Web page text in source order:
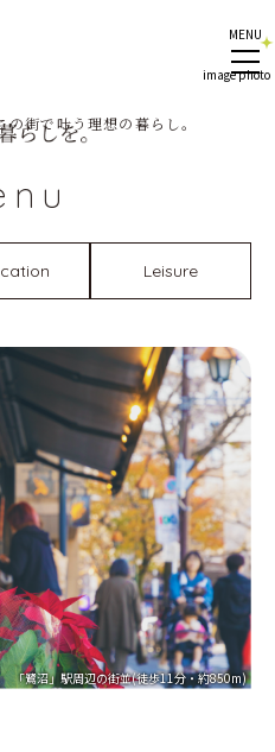
MENU
image photo
街で叶う理想の暮らし。
Leisure
「鷺沼」駅周辺の街並(徒歩11分・約850m)